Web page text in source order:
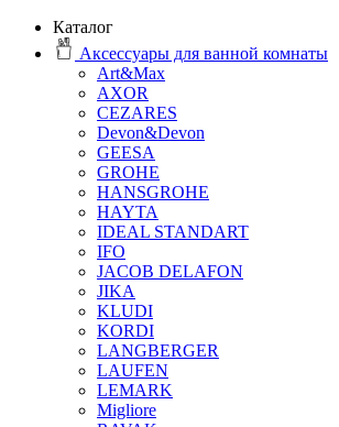
Каталог
Аксессуары для ванной комнаты
Art&Max
AXOR
CEZARES
Devon&Devon
GEESA
GROHE
HANSGROHE
HAYTA
IDEAL STANDART
IFO
JACOB DELAFON
JIKA
KLUDI
KORDI
LANGBERGER
LAUFEN
LEMARK
Migliore